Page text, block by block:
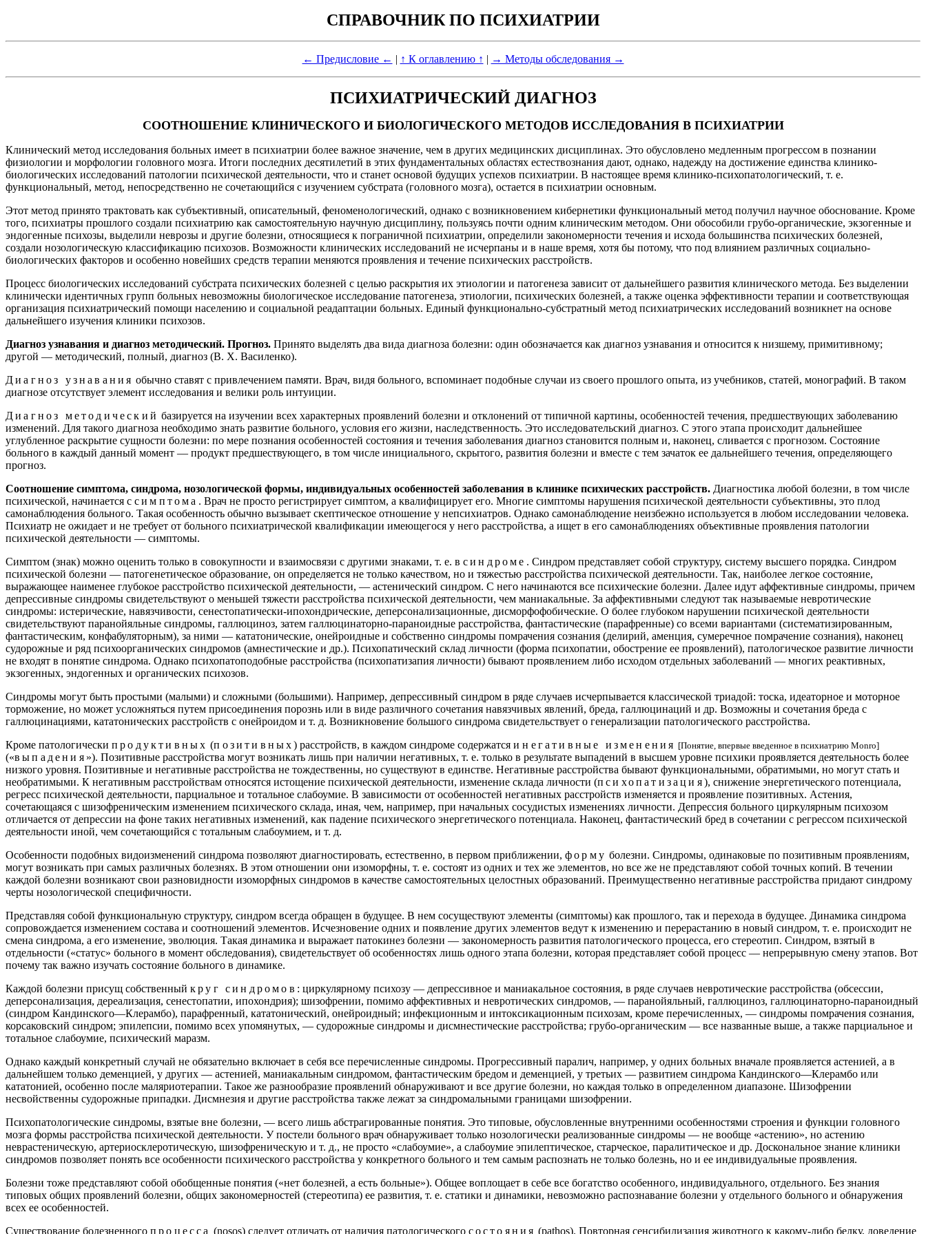
СПРАВОЧНИК ПО ПСИХИАТРИИ
← Предисловие ← | ↑ К оглавлению ↑ | → Методы обследования →
ПСИХИАТРИЧЕСКИЙ ДИАГНОЗ
СООТНОШЕНИЕ КЛИНИЧЕСКОГО И БИОЛОГИЧЕСКОГО МЕТОДОВ ИССЛЕДОВАНИЯ В ПСИХИАТРИИ
Клинический метод исследования больных имеет в психиатрии более важное значение, чем в других медицинских дисциплинах. Это обусловлено медленным прогрессом в познании
физиологии и морфологии головного мозга. Итоги последних десятилетий в этих фундаментальных областях естествознания дают, однако, надежду на достижение единства клинико-
биологических исследований патологии психической деятельности, что и станет основой будущих успехов психиатрии. В настоящее время клинико-психопатологический, т. е.
функциональный, метод, непосредственно не сочетающийся с изучением субстрата (головного мозга), остается в психиатрии основным.
Этот метод принято трактовать как субъективный, описательный, феноменологический, однако с возникновением кибернетики функциональный метод получил научное обоснование. Кроме
того, психиатры прошлого создали психиатрию как самостоятельную научную дисциплину, пользуясь почти одним клиническим методом. Они обособили грубо-органические, экзогенные и
эндогенные психозы, выделили неврозы и другие болезни, относящиеся к пограничной психиатрии, определили закономерности течения и исхода большинства психических болезней,
создали нозологическую классификацию психозов. Возможности клинических исследований не исчерпаны и в наше время, хотя бы потому, что под влиянием различных социально-
биологических факторов и особенно новейших средств терапии меняются проявления и течение психических расстройств.
Процесс биологических исследований субстрата психических болезней с целью раскрытия их этиологии и патогенеза зависит от дальнейшего развития клинического метода. Без выделении
клинически идентичных групп больных невозможны биологическое исследование патогенеза, этиологии, психических болезней, а также оценка эффективности терапии и соответствующая
организация психиатрический помощи населению и социальной реадаптации больных. Единый функционально-субстратный метод психиатрических исследований возникнет на основе
дальнейшего изучения клиники психозов.
Диагноз узнавания и диагноз методический. Прогноз. Принято выделять два вида диагноза болезни: один обозначается как диагноз узнавания и относится к низшему, примитивному;
другой — методический, полный, диагноз (В. X. Василенко).
Диагноз узнавания обычно ставят с привлечением памяти. Врач, видя больного, вспоминает подобные случаи из своего прошлого опыта, из учебников, статей, монографий. В таком
диагнозе отсутствует элемент исследования и велики роль интуиции.
Диагноз методический базируется на изучении всех характерных проявлений болезни и отклонений от типичной картины, особенностей течения, предшествующих заболеванию
изменений. Для такого диагноза необходимо знать развитие больного, условия его жизни, наследственность. Это исследовательский диагноз. С этого этапа происходит дальнейшее
углубленное раскрытие сущности болезни: по мере познания особенностей состояния и течения заболевания диагноз становится полным и, наконец, сливается с прогнозом. Состояние
больного в каждый данный момент — продукт предшествующего, в том числе инициального, скрытого, развития болезни и вместе с тем зачаток ее дальнейшего течения, определяющего
прогноз.
Соотношение симптома, синдрома, нозологической формы, индивидуальных особенностей заболевания в клинике психических расстройств. Диагностика любой болезни, в том числе
психической, начинается с симптома . Врач не просто регистрирует симптом, а квалифицирует его. Многие симптомы нарушения психической деятельности субъективны, это плод
самонаблюдения больного. Такая особенность обычно вызывает скептическое отношение у непсихиатров. Однако самонаблюдение неизбежно используется в любом исследовании человека.
Психиатр не ожидает и не требует от больного психиатрической квалификации имеющегося у него расстройства, а ищет в его самонаблюдениях объективные проявления патологии
психической деятельности — симптомы.
Симптом (знак) можно оценить только в совокупности и взаимосвязи с другими знаками, т. е. в синдроме . Синдром представляет собой структуру, систему высшего порядка. Синдром
психической болезни — патогенетическое образование, он определяется не только качеством, но и тяжестью расстройства психической деятельности. Так, наиболее легкое состояние,
выражающее наименее глубокое расстройство психической деятельности, — астенический синдром. С него начинаются все психические болезни. Далее идут аффективные синдромы, причем
депрессивные синдромы свидетельствуют о меньшей тяжести расстройства психической деятельности, чем маниакальные. За аффективными следуют так называемые невротические
синдромы: истерические, навязчивости, сенестопатически-ипохондрические, деперсонализационные, дисморфофобические. О более глубоком нарушении психической деятельности
свидетельствуют паранойяльные синдромы, галлюциноз, затем галлюцинаторно-параноидные расстройства, фантастические (парафренные) со всеми вариантами (систематизированным,
фантастическим, конфабуляторным), за ними — кататонические, онейроидные и собственно синдромы помрачения сознания (делирий, аменция, сумеречное помрачение сознания), наконец
судорожные и ряд психоорганических синдромов (амнестические и др.). Психопатический склад личности (форма психопатии, обострение ее проявлений), патологическое развитие личности
не входят в понятие синдрома. Однако психопатоподобные расстройства (психопатизапия личности) бывают проявлением либо исходом отдельных заболеваний — многих реактивных,
экзогенных, эндогенных и органических психозов.
Синдромы могут быть простыми (малыми) и сложными (большими). Например, депрессивный синдром в ряде случаев исчерпывается классической триадой: тоска, идеаторное и моторное
торможение, но может усложняться путем присоединения порознь или в виде различного сочетания навязчивых явлений, бреда, галлюцинаций и др. Возможны и сочетания бреда с
галлюцинациями, кататонических расстройств с онейроидом и т. д. Возникновение большого синдрома свидетельствует о генерализации патологического расстройства.
Кроме патологически продуктивных (позитивных) расстройств, в каждом синдроме содержатся инегативные изменения [Понятие, впервые введенное в психиатриюMonro]
(«выпадения »). Позитивные расстройства могут возникать лишь при наличии негативных, т. е. только в результате выпадений в высшем уровне психики проявляется деятельность более
низкого уровня. Позитивные и негативные расстройства не тождественны, но существуют в единстве. Негативные расстройства бывают функциональными, обратимыми, но могут стать и
необратимыми. К негативным расстройствам относятся истощение психической деятельности, изменение склада личности (психопатизация), снижение энергетического потенциала,
регресс психической деятельности, парциальное и тотальное слабоумие. В зависимости от особенностей негативных расстройств изменяется и проявление позитивных. Астения,
сочетающаяся с шизофреническим изменением психического склада, иная, чем, например, при начальных сосудистых изменениях личности. Депрессия больного циркулярным психозом
отличается от депрессии на фоне таких негативных изменений, как падение психического энергетического потенциала. Наконец, фантастический бред в сочетании с регрессом психической
деятельности иной, чем сочетающийся с тотальным слабоумием, и т. д.
Особенности подобных видоизменений синдрома позволяют диагностировать, естественно, в первом приближении, форму болезни. Синдромы, одинаковые по позитивным проявлениям,
могут возникать при самых различных болезнях. В этом отношении они изоморфны, т. е. состоят из одних и тех же элементов, но все же не представляют собой точных копий. В течении
каждой болезни возникают свои разновидности изоморфных синдромов в качестве самостоятельных целостных образований. Преимущественно негативные расстройства придают синдрому
черты нозологической специфичности.
Представляя собой функциональную структуру, синдром всегда обращен в будущее. В нем сосуществуют элементы (симптомы) как прошлого, так и перехода в будущее. Динамика синдрома
сопровождается изменением состава и соотношений элементов. Исчезновение одних и появление других элементов ведут к изменению и перерастанию в новый синдром, т. е. происходит не
смена синдрома, а его изменение, эволюция. Такая динамика и выражает патокинез болезни — закономерность развития патологического процесса, его стереотип. Синдром, взятый в
отдельности («статус» больного в момент обследования), свидетельствует об особенностях лишь одного этапа болезни, которая представляет собой процесс — непрерывную смену этапов. Вот
почему так важно изучать состояние больного в динамике.
Каждой болезни присущ собственный круг синдромов : циркулярному психозу — депрессивное и маниакальное состояния, в ряде случаев невротические расстройства (обсессии,
деперсонализация, дереализация, сенестопатии, ипохондрия); шизофрении, помимо аффективных и невротических синдромов, — паранойяльный, галлюциноз, галлюцинаторно-параноидный
(синдром Кандинского—Клерамбо), парафренный, кататонический, онейроидный; инфекционным и интоксикационным психозам, кроме перечисленных, — синдромы помрачения сознания,
корсаковский синдром; эпилепсии, помимо всех упомянутых, — судорожные синдромы и дисмнестические расстройства; грубо-органическим — все названные выше, а также парциальное и
тотальное слабоумие, психический маразм.
Однако каждый конкретный случай не обязательно включает в себя все перечисленные синдромы. Прогрессивный паралич, например, у одних больных вначале проявляется астенией, а в
дальнейшем только деменцией, у других — астенией, маниакальным синдромом, фантастическим бредом и деменцией, у третьих — развитием синдрома Кандинского—Клерамбо или
кататонией, особенно после маляриотерапии. Такое же разнообразие проявлений обнаруживают и все другие болезни, но каждая только в определенном диапазоне. Шизофрении
несвойственны судорожные припадки. Дисмнезия и другие расстройства также лежат за синдромальными границами шизофрении.
Психопатологические синдромы, взятые вне болезни, — всего лишь абстрагированные понятия. Это типовые, обусловленные внутренними особенностями строения и функции головного
мозга формы расстройства психической деятельности. У постели больного врач обнаруживает только нозологически реализованные синдромы — не вообще «астению», но астению
неврастеническую, артериосклеротическую, шизофреническую и т. д., не просто «слабоумие», а слабоумие эпилептическое, старческое, паралитическое и др. Доскональное знание клиники
синдромов позволяет понять все особенности психического расстройства у конкретного больного и тем самым распознать не только болезнь, но и ее индивидуальные проявления.
Болезни тоже представляют собой обобщенные понятия («нет болезней, а есть больные»). Общее воплощает в себе все богатство особенного, индивидуального, отдельного. Без знания
типовых общих проявлений болезни, общих закономерностей (стереотипа) ее развития, т. е. статики и динамики, невозможно распознавание болезни у отдельного больного и обнаружения
всех ее особенностей.
Существование болезненного процесса (nosos) следует отличать от наличия патологического состояния (pathos). Повторная сенсибилизация животного к какому-либо белку, доведение